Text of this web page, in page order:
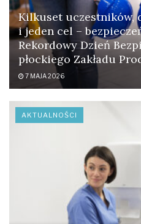
Kilkuset uczestników,
i jeden cel –
Rekordowy Dzień
płockiego Zakładu
7 MAJA 2026
AKTUALNOŚCI